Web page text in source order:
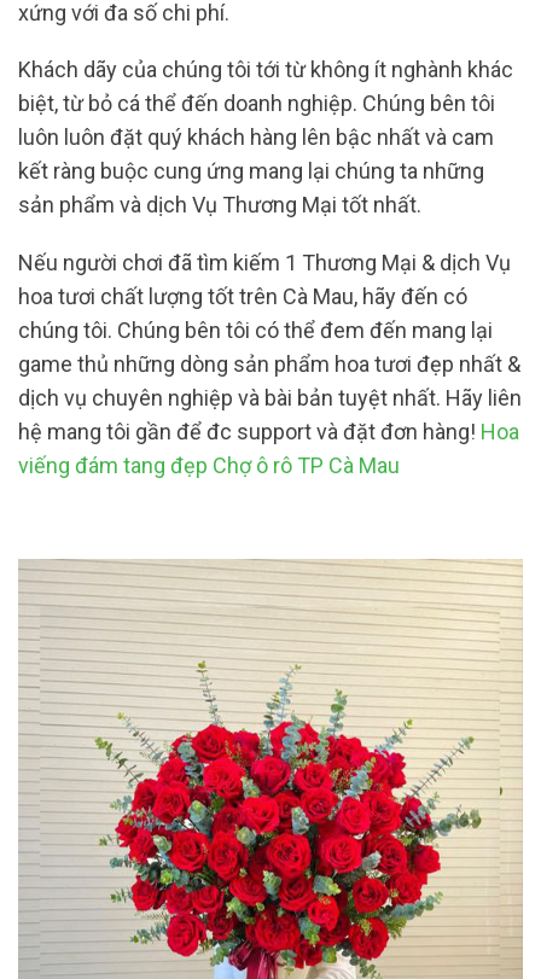
xứng với đa số chi phí.
Khách dãy của chúng tôi tới từ không ít nghành khác
biệt, từ bỏ cá thể đến doanh nghiệp. Chúng bên tôi
luôn luôn đặt quý khách hàng lên bậc nhất và cam
kết ràng buộc cung ứng mang lại chúng ta những
sản phẩm và dịch Vụ Thương Mại tốt nhất.
Nếu người chơi đã tìm kiếm 1 Thương Mại & dịch Vụ
hoa tươi chất lượng tốt trên Cà Mau, hãy đến có
chúng tôi. Chúng bên tôi có thể đem đến mang lại
game thủ những dòng sản phẩm hoa tươi đẹp nhất &
dịch vụ chuyên nghiệp và bài bản tuyệt nhất. Hãy liên
hệ mang tôi gần để đc support và đặt đơn hàng! Hoa
viếng đám tang đẹp Chợ ô rô TP Cà Mau